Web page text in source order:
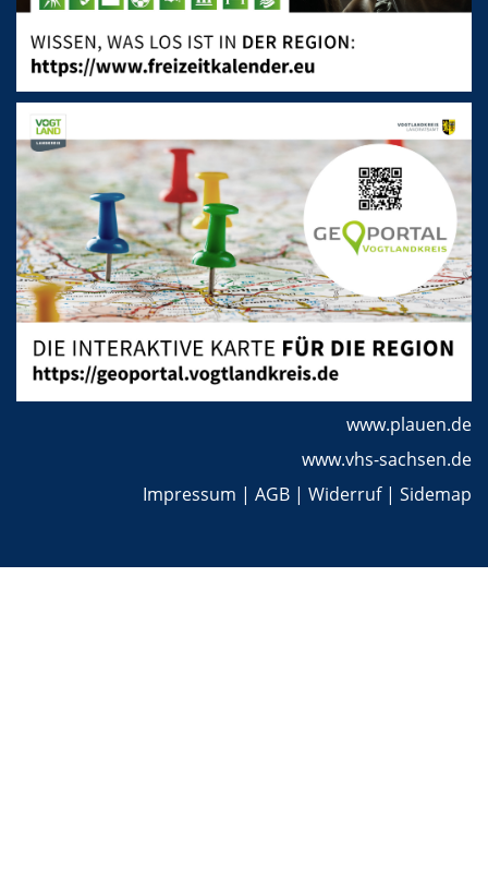
www.plauen.de
www.vhs-sachsen.de
Impressum | AGB | Widerruf| Sidemap